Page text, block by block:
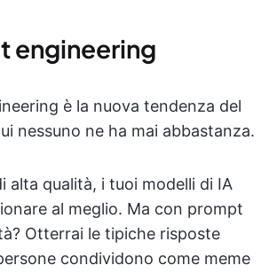
engineering
è la nuova tendenza del
nessuno ne ha mai abbastanza.
alta qualità, i tuoi modelli di IA
al meglio. Ma con prompt
Otterrai le tipiche risposte
condividono come meme